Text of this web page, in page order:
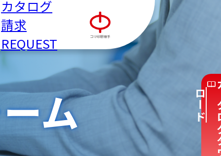
端防食継手
ジョイントⅡ
カタログ
請求
REQUEST
ド
ム